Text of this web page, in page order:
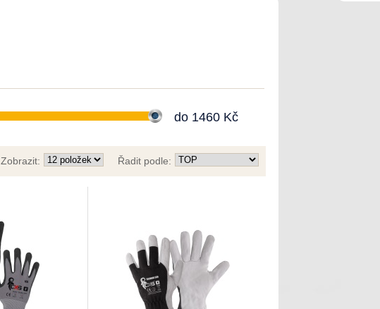
do 1460 Kč
Řadit podle:
Zobrazit: